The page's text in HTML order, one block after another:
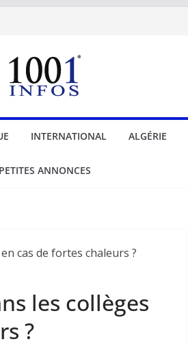
INTERNATIONAL ALGÉRIE
PETITES ANNONCES
les collèges
?